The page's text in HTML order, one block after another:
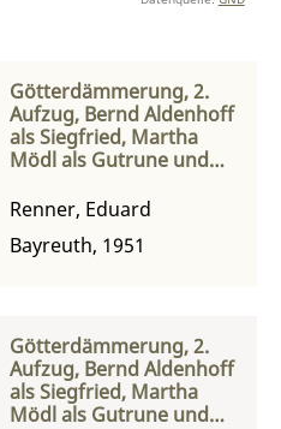
Götterdämmerung, 2.
Aufzug, Bernd Aldenhoff
als Siegfried, Martha
Mödl als Gutrune und
einer Probe mit Paul
Renner, Eduard
Bayreuth, 1951
Götterdämmerung, 2.
Aufzug, Bernd Aldenhoff
als Siegfried, Martha
Mödl als Gutrune und